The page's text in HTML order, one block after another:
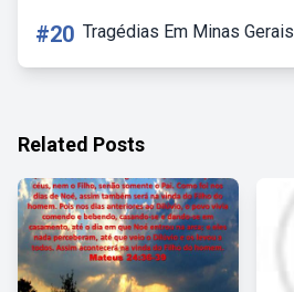
#20 Tragédias Em Minas Gerais
Related Posts